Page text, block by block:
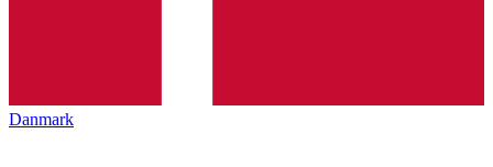
Danmark